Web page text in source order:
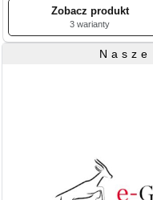
3 warianty